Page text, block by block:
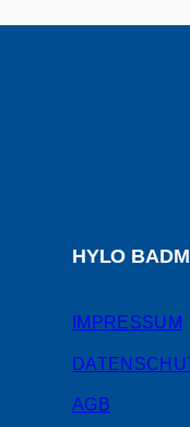
HYLO
IMPRESSUM
AGB